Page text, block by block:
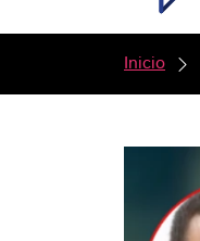
Inicio